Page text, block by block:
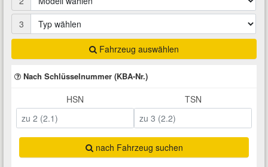
3
Fahrzeug auswählen
Nach Schlüsselnummer (KBA-Nr.)
HSN TSN
nach Fahrzeug suchen
Heizung und Klimaanlage
Kraftstoffsystem
Kühlung
Lenkung
Montage
Rostlöser
Scheibenkleber
Schmiermittel
Total Motoröle
Druckluft Werkzeuge
Fahrwerk Werkzeuge
Halterung Abgasstrang
Handwerkzeuge
Kfz Spezialwerkzeuge
Glühlampen
Kofferraumwanne
Ladetechnik für Elektroautos
Marderschutz
VW Ersatzteile
Abarth Ersatzteile
Alfa Romeo Ersatzteile
Audi Ersatzteile
BMW Ersatzteile